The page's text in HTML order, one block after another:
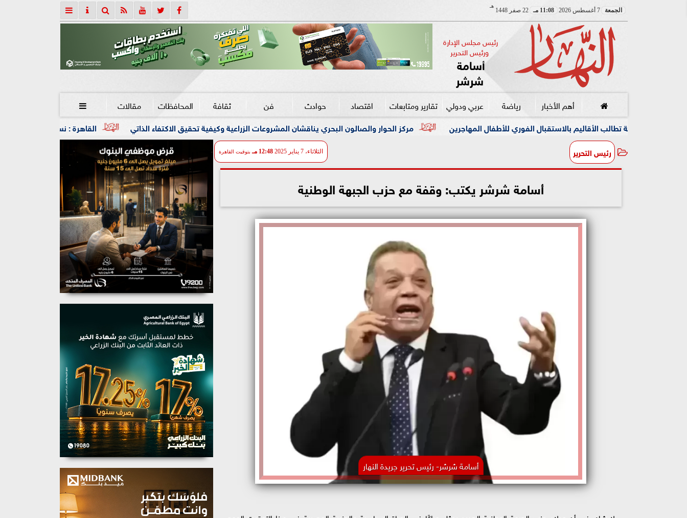
الجمعة 7 أغسطس 2026 11:08 مـ 22 صفر 1448
هـ
رئيس مجلس الإدارة
ورئيس التحرير
أسامة
شرشر
أهم الأخبار رياضة عربي ودولي تقارير ومتابعات اقتصاد حوادث فن ثقافة المحافظات مقالات 
القاهرة : نسعى لشراكة اقتصادية أكثر عمقا مع مركز الحوار والصالون البحري يناقشان المشروعات الزراعية وكيفية تحقيق الاكتفاء الذاتي تطالب الأقاليم بالاستقبال الفوري للأطفال المهاجرين
رئيس التحرير الثلاثاء، 7 يناير 2025 12:48 مـ بتوقيت القاهرة
أسامة شرشر يكتب: وقفة مع حزب الجبهة الوطنية
أسامة شرشر- رئيس تحرير جريدة النهار